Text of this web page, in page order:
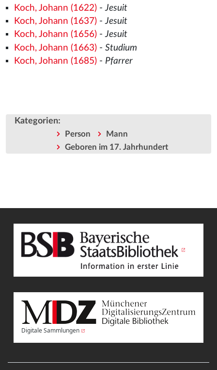
Koch, Johann (1622)-Jesuit
Koch, Johann (1637)-Jesuit
Koch, Johann (1656)-Jesuit
Koch, Johann (1663)- Studium
Koch, Johann (1685)- Pfarrer
Kategorien:
Person
Mann
Geboren im 17. Jahrhundert
Digitale Sammlungen